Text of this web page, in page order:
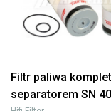
Filtr paliwa
separatorem SN